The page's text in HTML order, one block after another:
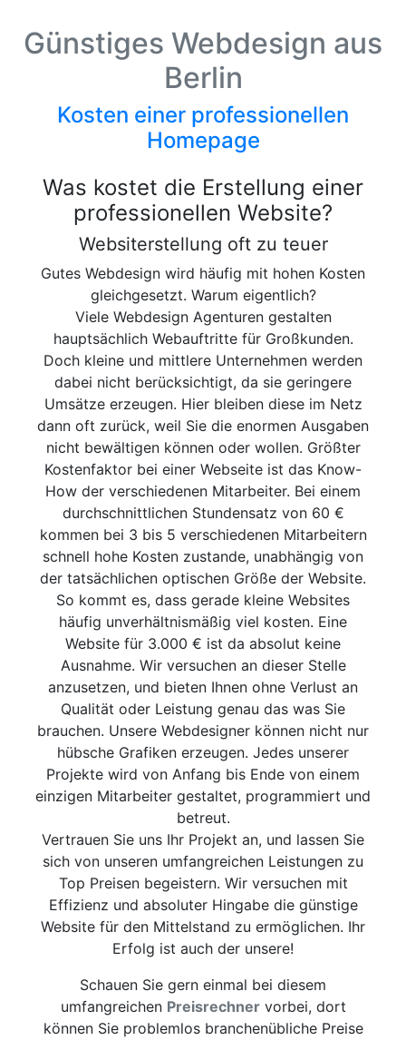
Günstiges Webdesign aus
Berlin
Kosten einer professionellen
Homepage
Was kostet die Erstellung einer
professionellen Website?
Websiterstellung oft zu teuer
Gutes Webdesign wird häufig mit hohen Kosten
gleichgesetzt. Warum eigentlich?
Viele Webdesign Agenturen gestalten
hauptsächlich Webauftritte für Großkunden.
Doch kleine und mittlere Unternehmen werden
dabei nicht berücksichtigt, da sie geringere
Umsätze erzeugen. Hier bleiben diese im Netz
dann oft zurück, weil Sie die enormen Ausgaben
nicht bewältigen können oder wollen. Größter
Kostenfaktor bei einer Webseite ist das Know-
How der verschiedenen Mitarbeiter. Bei einem
durchschnittlichen Stundensatz von 60 €
kommen bei 3 bis 5 verschiedenen Mitarbeitern
schnell hohe Kosten zustande, unabhängig von
der tatsächlichen optischen Größe der Website.
So kommt es, dass gerade kleine Websites
häufig unverhältnismäßig viel kosten. Eine
Website für 3.000 € ist da absolut keine
Ausnahme. Wir versuchen an dieser Stelle
anzusetzen, und bieten Ihnen ohne Verlust an
Qualität oder Leistung genau das was Sie
brauchen. Unsere Webdesigner können nicht nur
hübsche Grafiken erzeugen. Jedes unserer
Projekte wird von Anfang bis Ende von einem
einzigen Mitarbeiter gestaltet, programmiert und
betreut.
Vertrauen Sie uns Ihr Projekt an, und lassen Sie
sich von unseren umfangreichen Leistungen zu
Top Preisen begeistern. Wir versuchen mit
Effizienz und absoluter Hingabe die günstige
Website für den Mittelstand zu ermöglichen. Ihr
Erfolg ist auch der unsere!
Schauen Sie gern einmal bei diesem
umfangreichen Preisrechnervorbei, dort
können Sie problemlos branchenübliche Preise